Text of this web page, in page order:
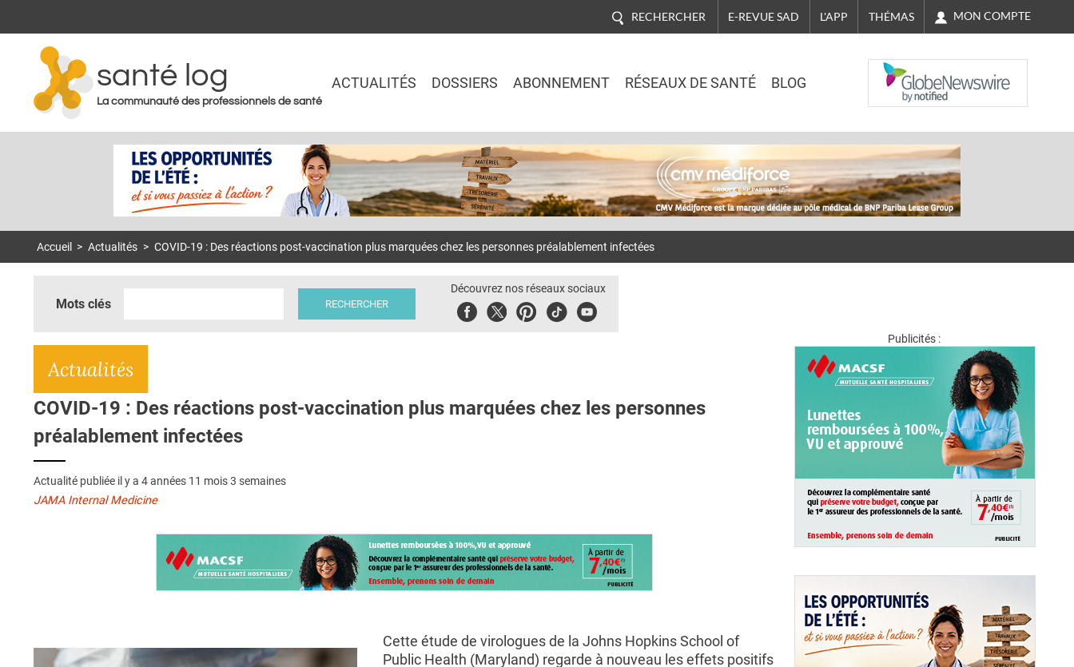
RECHERCHER E-REVUE SAD L'APP THÉMAS MON COMPTE
santé log
La communauté des professionnels de santé
ACTUALITÉS DOSSIERS ABONNEMENT RÉSEAUX DE SANTÉ BLOG
NASDAQ
Accueil > Actualités > COVID-19 : Des réactions post-vaccination plus marquées chez les personnes préalablement infectées
Mots clés
Découvrez nos réseaux sociaux
FacebookTwitterPinterest
TiktokYoubute
Actualités
COVID-19 : Des réactions post-vaccination plus marquées chez les personnes
préalablement infectées
Actualité publiée il y a 4 années 11 mois 3 semaines
JAMA Internal Medicine
Cette étude de virologues de la Johns Hopkins School of
Public Health (Maryland) regarde à nouveau les effets positifs
Publicités :